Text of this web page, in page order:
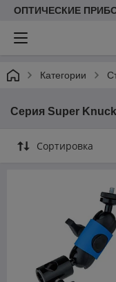
ОПТИЧЕСКИЕ
Категории
Серия Super
Сортировка